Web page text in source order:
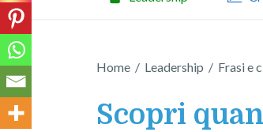
Home / Leadership / Frasi e
Scopri